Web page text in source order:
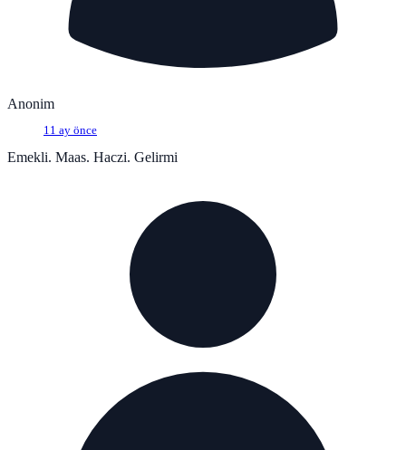
Anonim
11 ay önce
Emekli. Maas. Haczi. Gelirmi